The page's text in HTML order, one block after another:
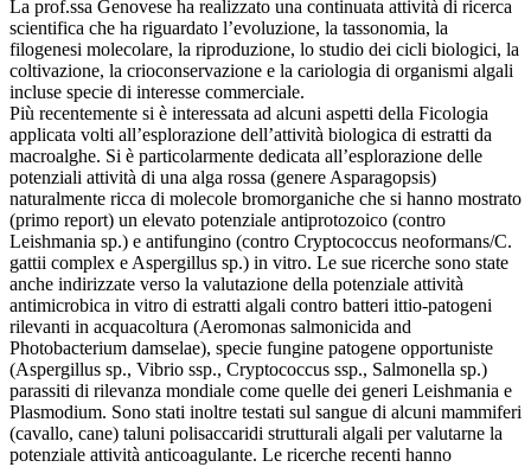
La prof.ssa Genovese ha realizzato una continuata attività di ricerca
scientifica che ha riguardato l’evoluzione, la tassonomia, la
filogenesi molecolare, la riproduzione, lo studio dei cicli biologici, la
coltivazione, la crioconservazione e la cariologia di organismi algali
incluse specie di interesse commerciale.
Più recentemente si è interessata ad alcuni aspetti della Ficologia
applicata volti all’esplorazione dell’attività biologica di estratti da
macroalghe. Si è particolarmente dedicata all’esplorazione delle
potenziali attività di una alga rossa (genere Asparagopsis)
naturalmente ricca di molecole bromorganiche che si hanno mostrato
(primo report) un elevato potenziale antiprotozoico (contro
Leishmania sp.) e antifungino (contro Cryptococcus neoformans/C.
gattii complex e Aspergillus sp.) in vitro. Le sue ricerche sono state
anche indirizzate verso la valutazione della potenziale attività
antimicrobica in vitro di estratti algali contro batteri ittio-patogeni
rilevanti in acquacoltura (Aeromonas salmonicida and
Photobacterium damselae), specie fungine patogene opportuniste
(Aspergillus sp., Vibrio ssp., Cryptococcus ssp., Salmonella sp.)
parassiti di rilevanza mondiale come quelle dei generi Leishmania e
Plasmodium. Sono stati inoltre testati sul sangue di alcuni mammiferi
(cavallo, cane) taluni polisaccaridi strutturali algali per valutarne la
potenziale attività anticoagulante. Le ricerche recenti hanno